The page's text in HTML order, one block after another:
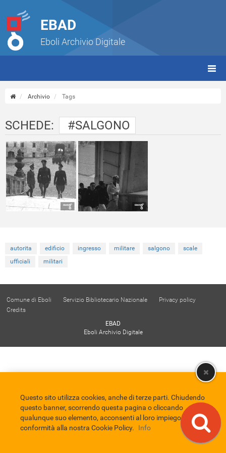
EBAD
Eboli Archivio Digitale
Archivio Tags
SCHEDE: #SALGONO
autorita edificio ingresso militare salgono
scale
ufficiali
militari
Comune di Eboli Servizio Bibliotecario Nazionale
Privacy policy
Credits
EBAD
Eboli Archivio Digitale
Questo sito utilizza cookies, anche di terze parti. Chiudendo
questo banner, scorrendo questa pagina o cliccando
qualunque suo elemento, acconsenti al loro impiego in
conformità alla nostra Cookie Policy.
Info